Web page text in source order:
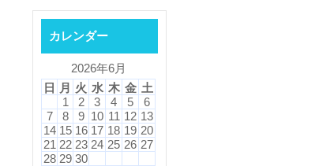
カレンダー
2026年6月
日
月 火 水 木 金 土
1
2 3 4 5
6
7
8 9 10 11 12 13
14 15 16 17 18 19 20
21 22 23 24 25 26 27
28 29 30